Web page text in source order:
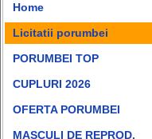
Home
Licitatii porumbei
PORUMBEI TOP
CUPLURI 2026
OFERTA PORUMBEI
MASCULI DE REPROD.